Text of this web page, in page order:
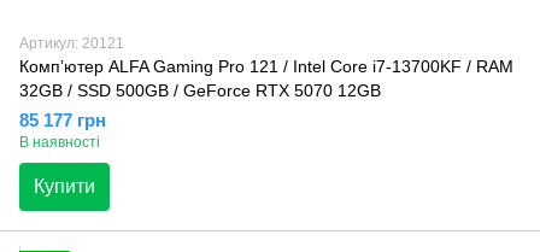
Артикул: 20121
Компʼютер ALFA Gaming Pro 121 / Intel Core i7-13700KF / RAM
32GB / SSD 500GB / GeForce RTX 5070 12GB
85 177 грн
В наявності
Купити